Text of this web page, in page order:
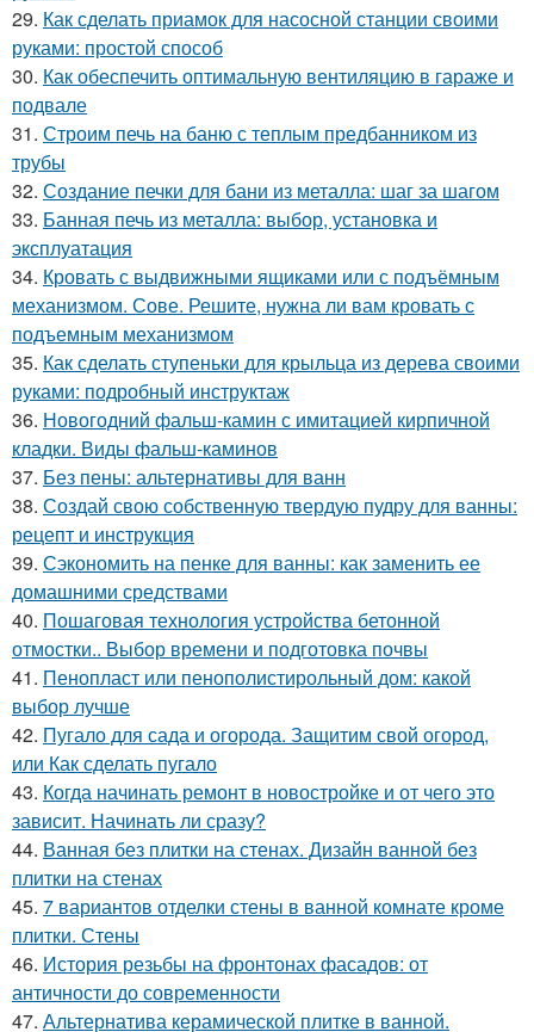
29. Как сделать приамок для насосной станции своими
руками: простой способ
30. Как обеспечить оптимальную вентиляцию в гараже и
подвале
31. Строим печь на баню с теплым предбанником из
трубы
32. Создание печки для бани из металла: шаг за шагом
33. Банная печь из металла: выбор, установка и
эксплуатация
34. Кровать с выдвижными ящиками или с подъёмным
механизмом. Сове. Решите, нужна ли вам кровать с
подъемным механизмом
35. Как сделать ступеньки для крыльца из дерева своими
руками: подробный инструктаж
36. Новогодний фальш-камин с имитацией кирпичной
кладки. Виды фальш-каминов
37. Без пены: альтернативы для ванн
38. Создай свою собственную твердую пудру для ванны:
рецепт и инструкция
39. Сэкономить на пенке для ванны: как заменить ее
домашними средствами
40. Пошаговая технология устройства бетонной
отмостки.. Выбор времени и подготовка почвы
41. Пенопласт или пенополистирольный дом: какой
выбор лучше
42. Пугало для сада и огорода. Защитим свой огород,
или Как сделать пугало
43. Когда начинать ремонт в новостройке и от чего это
зависит. Начинать ли сразу?
44. Ванная без плитки на стенах. Дизайн ванной без
плитки на стенах
45. 7 вариантов отделки стены в ванной комнате кроме
плитки. Стены
46. История резьбы на фронтонах фасадов: от
античности до современности
47. Альтернатива керамической плитке в ванной.